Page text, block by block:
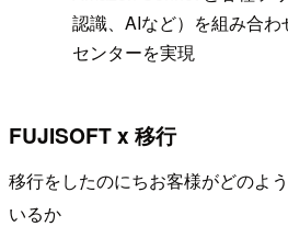
認識、AIなど）を組み合
センターを実現
FUJISOFT x 移行
移行をしたのにちお客様がどのよ
いるか